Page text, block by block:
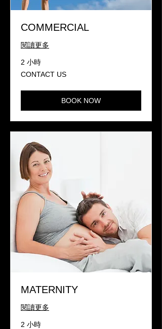
COMMERCIAL
閱讀更多
2 小時
CONTACT
US
CONTACT US
BOOK NOW
MATERNITY
閱讀更多
2 小時